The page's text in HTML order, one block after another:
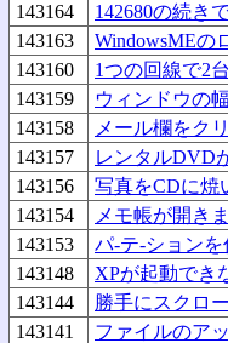
143164
142680の続きで
143163
WindowsMEの
143160
1つの回線で2
143159
ウィンドウの
143158
メール欄をク
143157
レンタルDVD
143156
写真をCDに焼
143154
メモ帳が開き
143153
パ-テ-ションを
143148
XPが起動でき
143144
勝手にスクロ
143141
ファイルのア